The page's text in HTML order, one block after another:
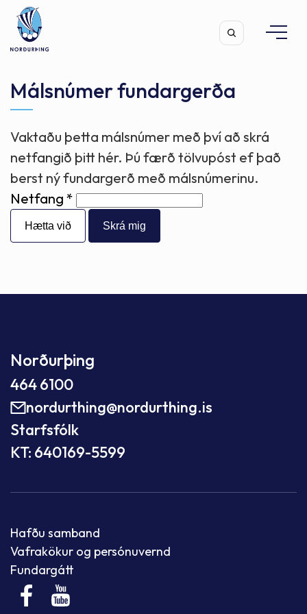
Leita
Málsnúmer fundargerða
Vaktaðu þetta málsnúmer með því að skrá
netfangið þitt hér. Þú færð tölvupóst ef það
berst ný fundargerð með málsnúmerinu.
Netfang
Hætta við
Norðurþing
464 6100
nordurthing@nordurthing.is
Starfsfólk
KT: 640169-5599
Hafðu samband
Vafrakökur og persónuvernd
Fundargátt